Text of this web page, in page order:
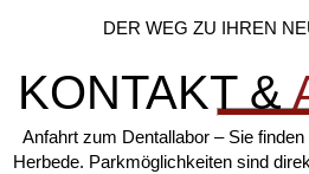
DER WEG ZU IHREN
KONTAKT &
Anfahrt zum Dentallabor – Sie
Herbede. Parkmöglichkeiten sind